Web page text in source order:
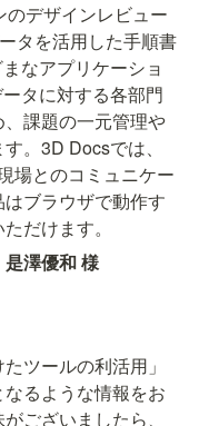
デザインレビュー
タを活用した手順書
なアプリケーショ
タに対する各部門
課題の一元管理や
。3D Docsでは、
場とのコミュニケー
ブラウザで動作す
だけます。
澤優和 様
ツールの利活用」
るような情報をお
ございましたら、